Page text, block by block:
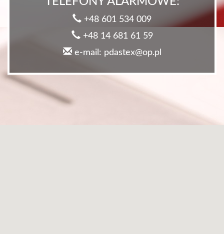
+48 601 534 009
+48 14 681 61 59
e-mail: pdastex@op.pl